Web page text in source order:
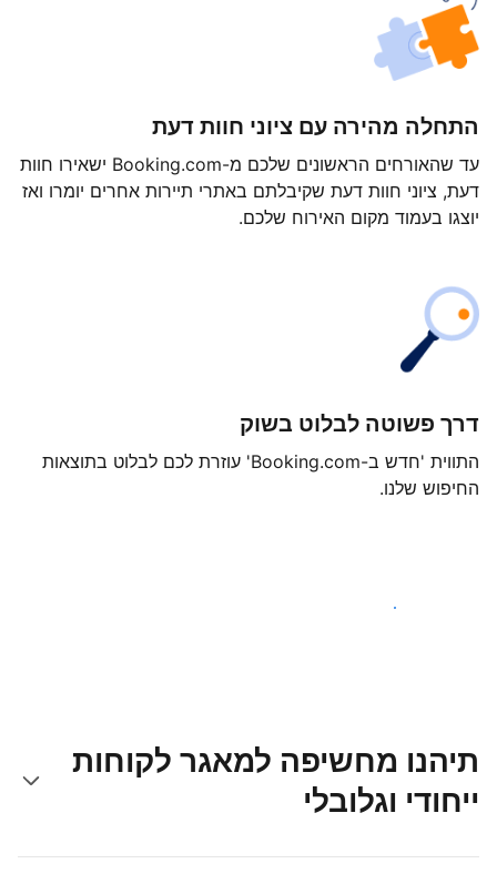
התחלה מהירה עם ציוני חוות דעת
עד שהאורחים הראשונים שלכם מ-Booking.com ישאירו חוות
דעת, ציוני חוות דעת שקיבלתם באתרי תיירות אחרים יומרו ואז
יוצגו בעמוד מקום האירוח שלכם.
דרך פשוטה לבלוט בשוק
התווית 'חדש ב-Booking.com' עוזרת לכם לבלוט בתוצאות
החיפוש שלנו.
צאו לדרך עוד היום
תיהנו מחשיפה למאגר לקוחות
ייחודי וגלובלי